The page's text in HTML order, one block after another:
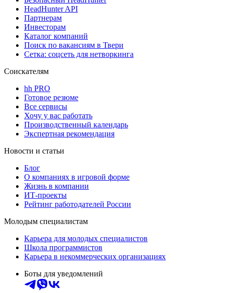
HeadHunter API
Партнерам
Инвесторам
Каталог компаний
Поиск по вакансиям в Твери
Сетка: соцсеть для нетворкинга
Соискателям
hh PRO
Готовое резюме
Все сервисы
Хочу у вас работать
Производственный календарь
Экспертная рекомендация
Новости и статьи
Блог
О компаниях в игровой форме
Жизнь в компании
ИТ-проекты
Рейтинг работодателей России
Молодым специалистам
Карьера для молодых специалистов
Школа программистов
Карьера в некоммерческих организациях
Боты для уведомлений